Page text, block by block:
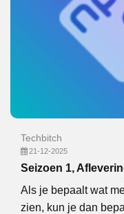
Techbitch
21-12-2025
Seizoen 1,
Als je bepaalt wat
zien, kun je dan